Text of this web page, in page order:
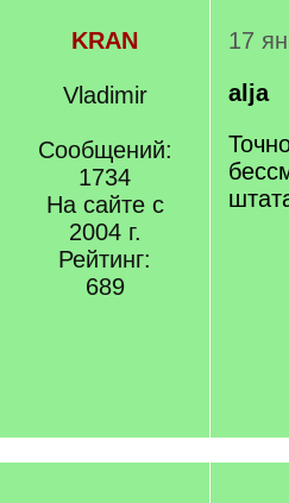
KRAN
Vladimir
Сообщений:
1734
На сайте с
2004 г.
Рейтинг:
689
17
alja